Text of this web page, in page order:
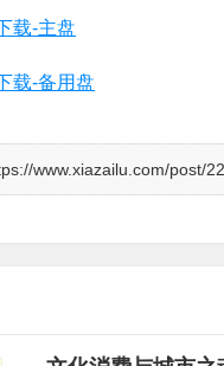
载-主盘
载-备用盘
www.xiazailu.com/post/